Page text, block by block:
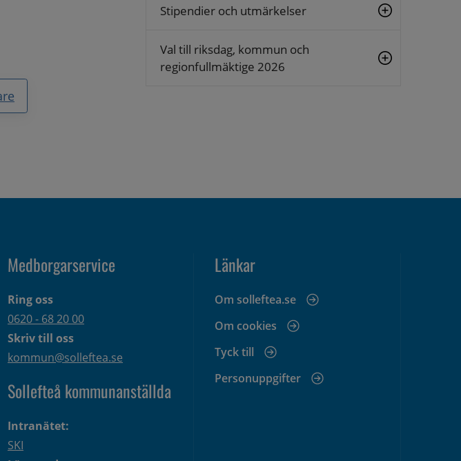
Stipendier och utmärkelser
Val till riksdag, kommun och
regionfullmäktige 2026
Medborgarservice
Ring oss
0620 - 68 20 00
Skriv till oss
kommun@solleftea.se
Sollefteå kommunanställda
Intranätet:
SKI
Länkar
Om solleftea.se
Om cookies
Tyck till
Personuppgifter